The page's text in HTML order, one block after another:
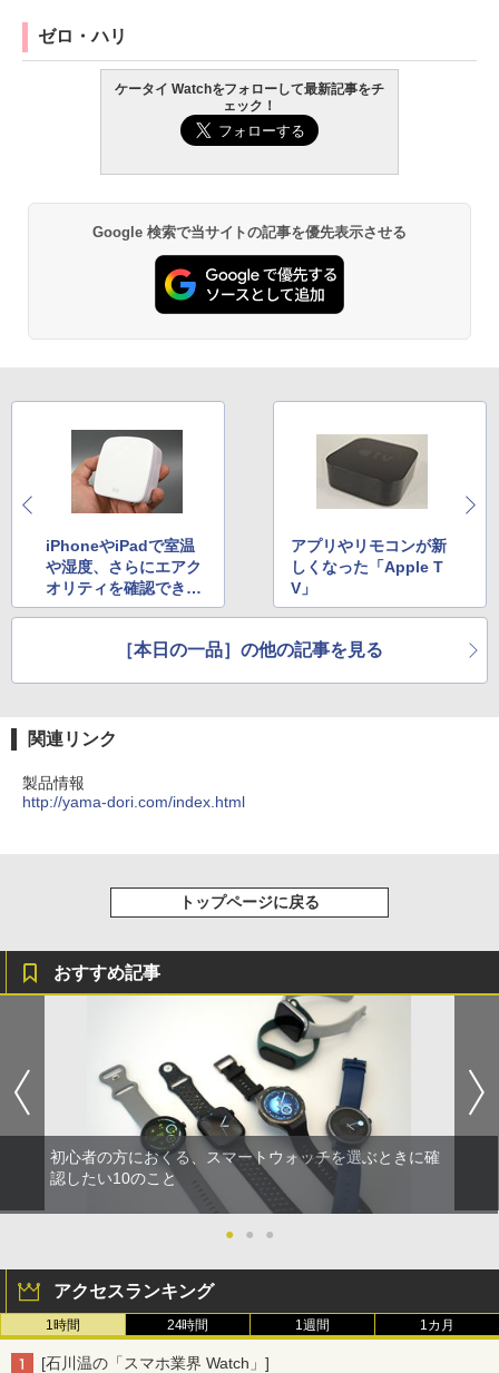
ゼロ・ハリ
ケータイ Watchをフォローして最新記事をチ
ェック！
Google 検索で当サイトの記事を優先表示させる
iPhoneやiPadで室温
や湿度、さらにエアク
オリティを確認できる
「Eve Room」
アプリやリモコンが新
しくなった「Apple T
V」
［本日の一品］の他の記事を見る
関連リンク
製品情報
http://yama-dori.com/index.html
トップページに戻る
おすすめ記事
初心者の方におくる、スマートウォッチを選ぶときに確
認したい10のこと
● ● ●
アクセスランキング
1時間 24時間 1週間 1カ月
[石川温の「スマホ業界 Watch」]